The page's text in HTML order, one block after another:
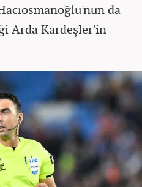
da
Arda Kardeşler'in